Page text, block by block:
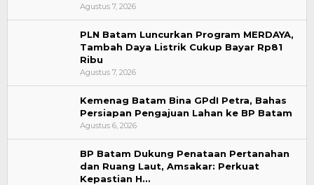
Agustus 7, 2026
PLN Batam Luncurkan Program MERDAYA,
Tambah Daya Listrik Cukup Bayar Rp81
Ribu
Agustus 7, 2026
Kemenag Batam Bina GPdI Petra, Bahas
Persiapan Pengajuan Lahan ke BP Batam
Agustus 6, 2026
BP Batam Dukung Penataan Pertanahan
dan Ruang Laut, Amsakar: Perkuat
Kepastian H…